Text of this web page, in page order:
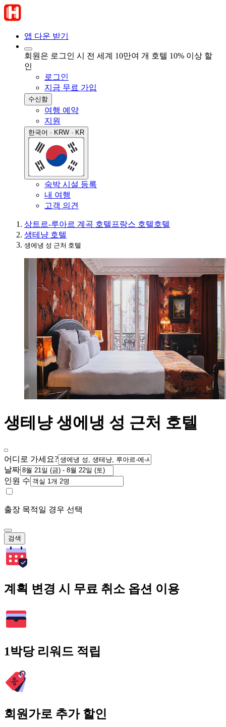
앱 다운 받기
회원은 로그인 시 전 세계 10만여 개 호텔 10% 이상 할
인
로그인
지금 무료 가입
수신함
여행 예약
지원
한국어 · KRW · KR
숙박 시설 등록
내 여행
고객 의견
상트르-루아르 계곡 호텔 프랑스 호텔호텔
생테냥 호텔
생에냉 성 근처 호텔
생테냥 생에냉 성 근처 호텔
어디로 가세요?
날짜
인원 수
출장 목적일 경우 선택
검색
계획 변경 시 무료 취소 옵션 이용
1박당 리워드 적립
회원가로 추가 할인